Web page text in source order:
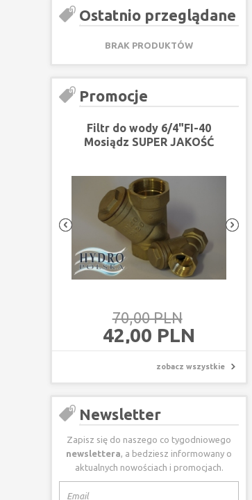
Ostatnio przeglądane
BRAK PRODUKTÓW
Promocje
Filtr do wody 6/4"FI-40
Mosiądz SUPER JAKOŚĆ
70,00 PLN
42,00 PLN
zobacz wszystkie
Newsletter
Zapisz się do naszego co tygodniowego
newslettera, a bedziesz informowany o
aktualnych nowościach i promocjach.